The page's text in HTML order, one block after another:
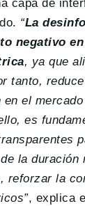
capa de
“La
negativo
, ya que
tanto,
en el
es
la duración
reforzar la
, explica